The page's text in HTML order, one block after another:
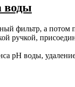
воды
фильтр, а
ручкой,
pH воды,